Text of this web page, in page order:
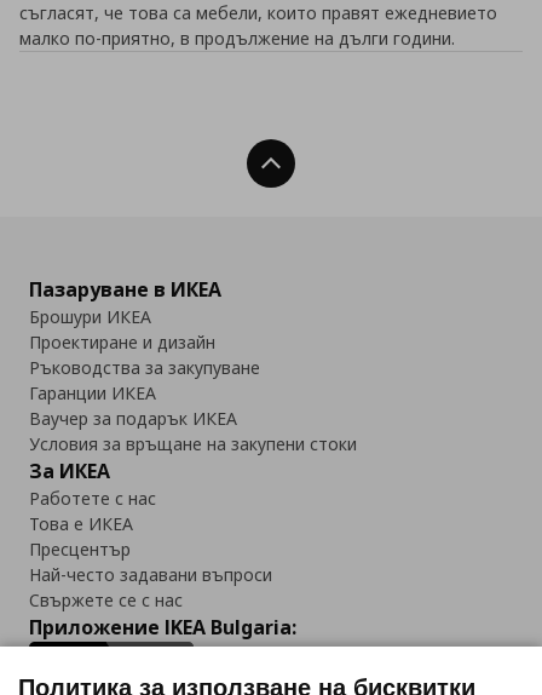
съгласят, че това са мебели, които правят ежедневието
малко по-приятно, в продължение на дълги години.
Нагоре
Пазаруване в ИКЕА
Брошури ИКЕА
Проектиране и дизайн
Ръководства за закупуване
Гаранции ИКЕА
Ваучер за подарък ИКЕА
Условия за връщане на закупени стоки
За ИКЕА
Работете с нас
Това е ИКЕА
Пресцентър
Най-често задавани въпроси
Свържете се с нас
Приложение IKEA Bulgaria:
Политика за използване на бисквитки